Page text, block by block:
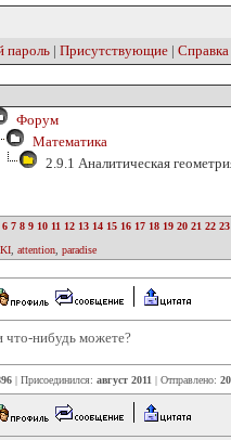
пароль | Присутствующие | Справка
Форум
Математика
2.9.1 Аналитическая
6 7 8 9 10 11 12 13 14 15 16 17 18 19 20 21 22 23
attention paradise
нибудь можете?
| Присоединился: август 2011 | Отправлено: